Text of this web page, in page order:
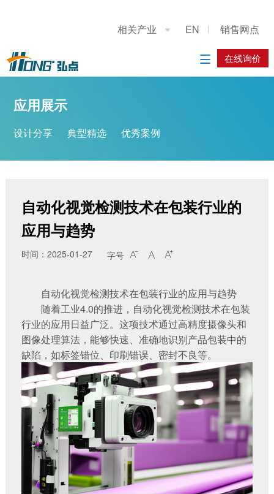
相关产业  EN 销售网点
在线询价

公司简介
设计分享
优秀案例
重型龙门上下料桁架机械手
工业机器人
履带底盘
系统方案
在线询价
应用展示
设计分享 典型精选 优秀案例
自动化视觉检测技术在包装行业的
应用与趋势
时间：2025-01-27 字号   
自动化视觉检测技术在包装行业的应用与趋势
随着工业4.0的推进，自动化视觉检测技术在包装
行业的应用日益广泛。这项技术通过高精度摄像头和
图像处理算法，能够快速、准确地识别产品包装中的
缺陷，如标签错位、印刷错误、密封不良等。